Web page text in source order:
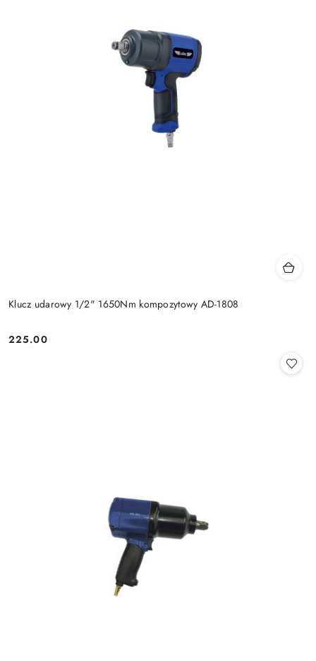
Klucz udarowy 1/2" 1650Nm kompozytowy AD-1808
Cena:
225.00